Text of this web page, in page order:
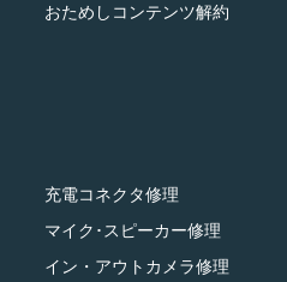
おためしコンテンツ解約
充電コネクタ修理
マイク･スピーカー修理
イン・アウトカメラ修理